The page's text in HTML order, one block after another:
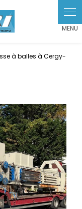
à balles à Cergy-